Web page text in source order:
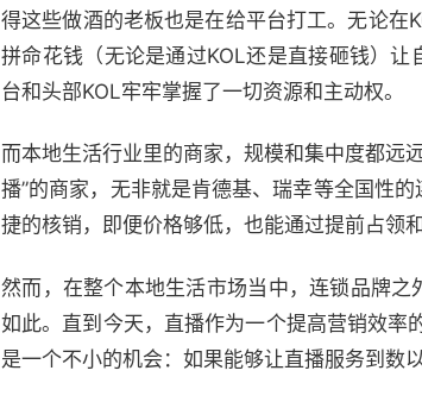
得这些做酒的老板也是在给平台打工。无论在
拼命花钱（无论是通过KOL还是直接砸钱）
台和头部KOL牢牢掌握了一切资源和主动权。
而本地生活行业里的商家，规模和集中度都远
播”的商家，无非就是肯德基、瑞幸等全国性
捷的核销，即便价格够低，也能通过提前占领
然而，在整个本地生活市场当中，连锁品牌
如此。直到今天，直播作为一个提高营销效率
是一个不小的机会：如果能够让直播服务到数